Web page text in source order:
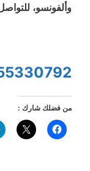
وألفونسو،
من فضلك شارك :